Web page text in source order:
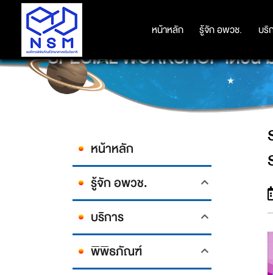
หน้าหลัก รู้จัก อพวช. บริ
หน้าหลัก รู้จัก อพวช. บริ
SPECIAL WORKSHOP เดือ
หน้าหลัก
รู้จัก อพวช.
บริการ
พิพิธภัณฑ์